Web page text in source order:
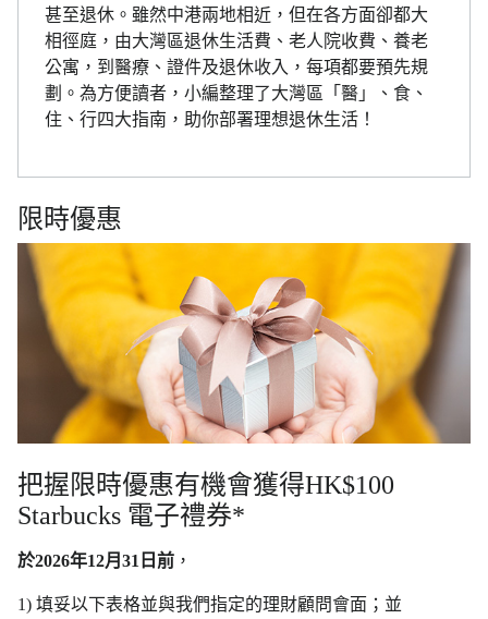
甚至退休。雖然中港兩地相近，但在各方面卻都大
相徑庭，由大灣區退休生活費、老人院收費、養老
公寓，到醫療、證件及退休收入，每項都要預先規
劃。為方便讀者，小編整理了大灣區「醫」、食、
住、行四大指南，助你部署理想退休生活！
限時優惠
把握限時優惠有機會獲得HK$100
Starbucks 電子禮券*
於2026年12月31日前 ，
1) 填妥以下表格並與我們指定的理財顧問會面；並